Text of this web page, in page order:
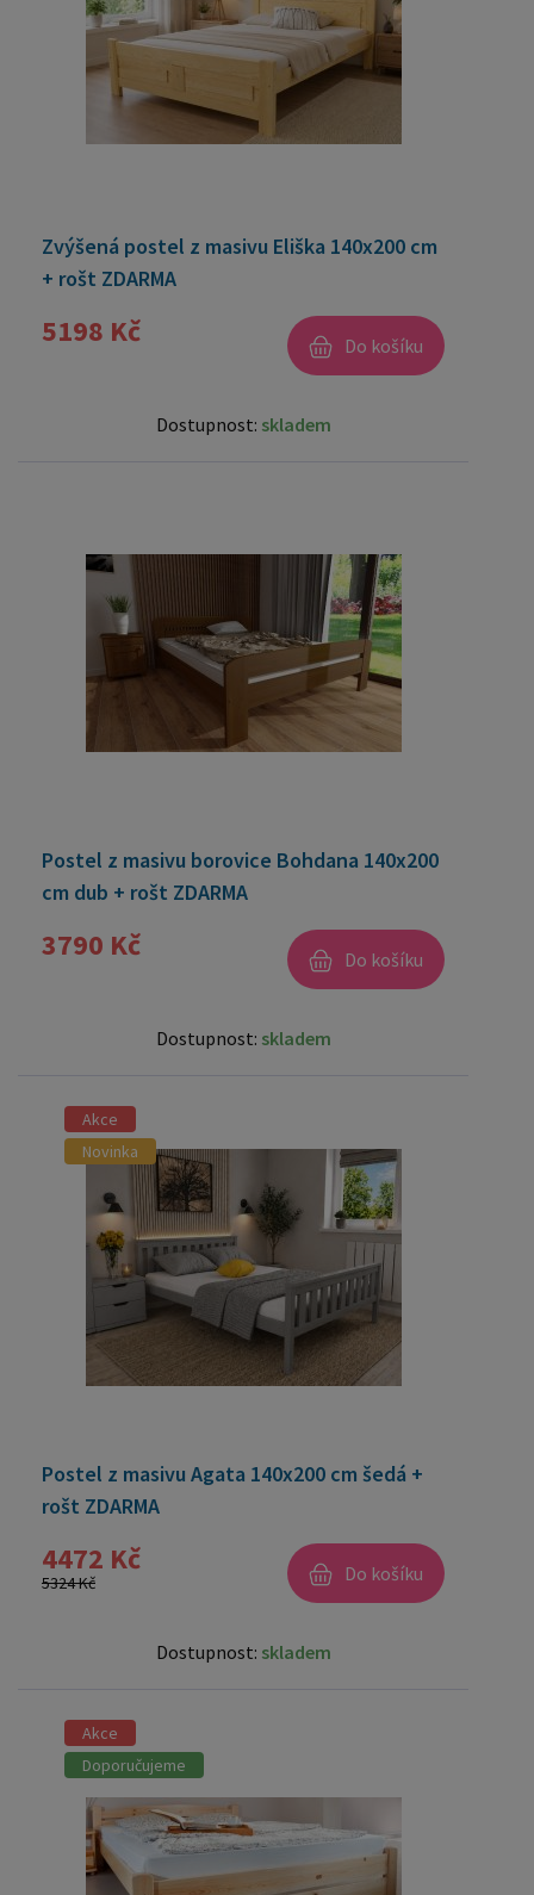
Zvýšená postel z masivu Eliška 140x200 cm
+ rošt ZDARMA
5198 Kč Do košíku
Dostupnost: skladem
Postel z masivu borovice Bohdana 140x200
cm dub + rošt ZDARMA
3790 Kč Do košíku
Dostupnost: skladem
Akce
Novinka
Postel z masivu Agata 140x200 cm šedá +
rošt ZDARMA
4472 Kč
5324 Kč Do košíku
Dostupnost: skladem
Akce
Doporučujeme